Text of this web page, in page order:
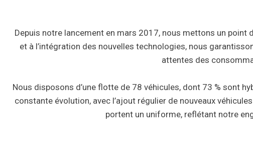
Depuis notre lancement en mars 2017, nous mettons un
et à l’intégration des nouvelles technologies, nous
attentes des
Nous disposons d’une flotte de 78 véhicules, dont 73 % sont
constante évolution, avec l’ajout régulier de nouveaux
portent un uniforme, reflétant notre